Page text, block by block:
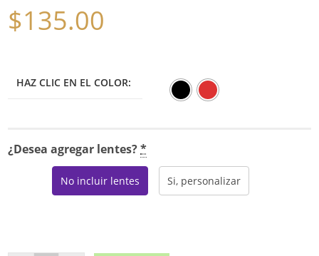
$135.00
HAZ CLIC EN EL COLOR:
¿Desea agregar lentes?*
No incluir lentes Si, personalizar